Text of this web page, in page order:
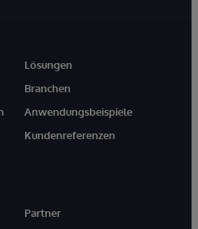
Lösungen
Branchen
Anwendungsbeispiele
Kundenreferenzen
Partner